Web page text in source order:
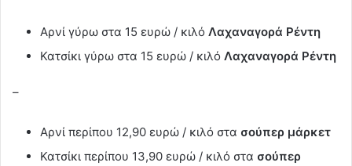
Αρνί γύρω στα 15 ευρώ / κιλό Λαχαναγορά Ρέντη
Κατσίκι γύρω στα 15 ευρώ / κιλό Λαχαναγορά Ρέντη
–
Αρνί περίπου 12,90 ευρώ / κιλό στα σούπερ μάρκετ
Κατσίκι περίπου 13,90 ευρώ / κιλό στα σούπερ